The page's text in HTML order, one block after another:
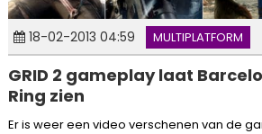
18-02-2013 04:59 MULTIPLATFORM
GRID 2 gameplay laat
Ring zien
Er is weer een video verschenen van de